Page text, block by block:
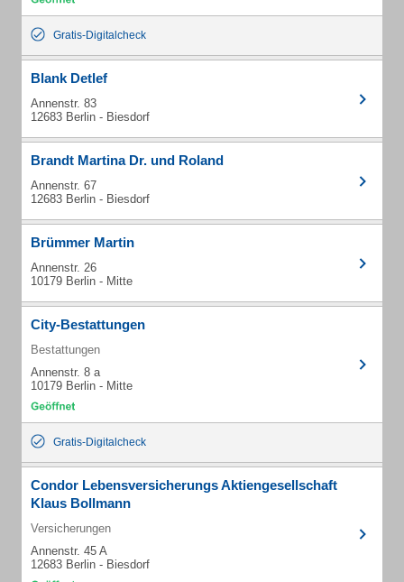
Gratis-Digitalcheck
Blank Detlef
Annenstr. 83
12683 Berlin - Biesdorf
Brandt Martina Dr. und Roland
Annenstr. 67
12683 Berlin - Biesdorf
Brümmer Martin
Annenstr. 26
10179 Berlin - Mitte
City-Bestattungen
Bestattungen
Annenstr. 8 a
10179 Berlin - Mitte
Gratis-Digitalcheck
Condor Lebensversicherungs Aktiengesellschaft
Klaus Bollmann
Versicherungen
Annenstr. 45 A
12683 Berlin - Biesdorf